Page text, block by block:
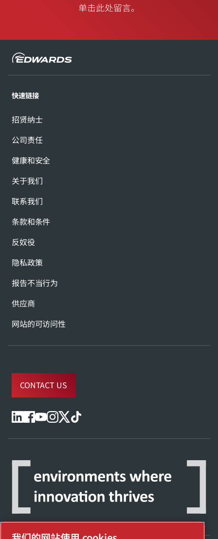
单击此处留言。
快速链接
招贤纳士
公司责任
健康和安全
关于我们
联系我们
条款和条件
反奴役
隐私政策
报告不当行为
供应商
网站的可访问性
CONTACT US